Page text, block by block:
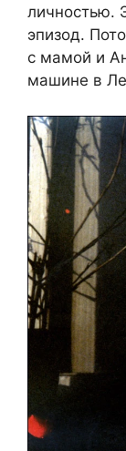
личностью.
эпизод.
с мамой и
машине в